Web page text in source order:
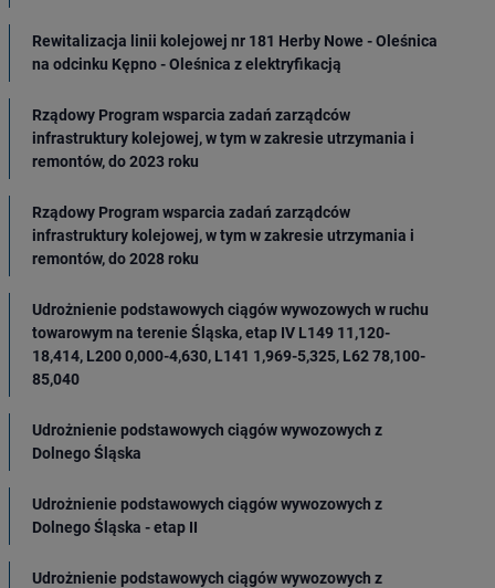
Rewitalizacja linii kolejowej nr 181 Herby Nowe - Oleśnica
na odcinku Kępno - Oleśnica z elektryfikacją
Rządowy Program wsparcia zadań zarządców
infrastruktury kolejowej, w tym w zakresie utrzymania i
remontów, do 2023 roku
Rządowy Program wsparcia zadań zarządców
infrastruktury kolejowej, w tym w zakresie utrzymania i
remontów, do 2028 roku
Udrożnienie podstawowych ciągów wywozowych w ruchu
towarowym na terenie Śląska, etap IV L149 11,120-
18,414, L200 0,000-4,630, L141 1,969-5,325, L62 78,100-
85,040
Udrożnienie podstawowych ciągów wywozowych z
Dolnego Śląska
Udrożnienie podstawowych ciągów wywozowych z
Dolnego Śląska - etap II
Udrożnienie podstawowych ciągów wywozowych z